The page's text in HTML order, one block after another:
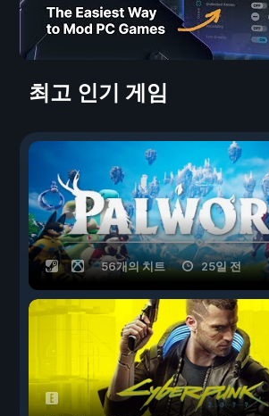
최고 인기 게임
56개의 치트 25일 전